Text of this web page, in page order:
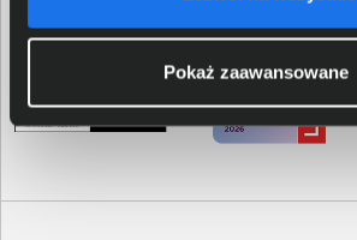
Pokaż zaawansowane